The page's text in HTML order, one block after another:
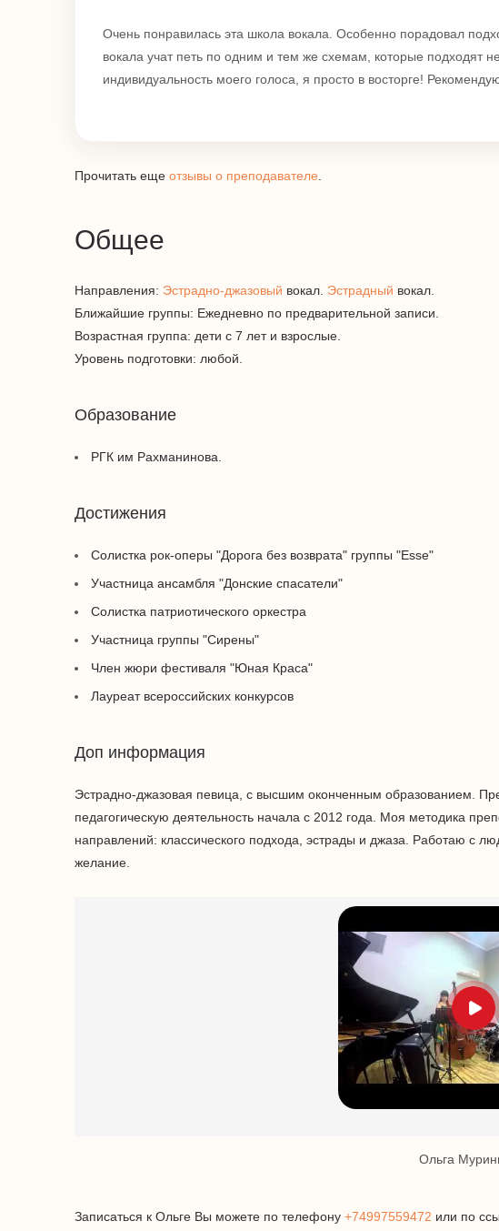
Очень понравилась эта школа вокала. Особенно порадовал
вокала учат петь по одним и тем же схемам, которые подходят
индивидуальность моего голоса, я просто в восторге!
Прочитать еще отзывы о преподавателе
Общее
Направления: Эстрадно-джазовый вокал. Эстрадный вокал.
Ближайшие группы: Ежедневно по предварительной записи.
Возрастная группа: дети с 7 лет и взрослые.
Уровень подготовки: любой.
Образование
РГК им Рахманинова.
Достижения
Солистка рок-оперы "Дорога без возврата" группы "Esse"
Участница ансамбля "Донские спасатели"
Солистка патриотического оркестра
Участница группы "Сирены"
Член жюри фестиваля "Юная Краса"
Лауреат всероссийских конкурсов
Доп информация
Эстрадно-джазовая певица, с высшим оконченным образованием.
педагогическую деятельность начала с 2012 года. Моя методика
направлений: классического подхода, эстрады и джаза. Работаю с
желание.
Ольга
Записаться к Ольге Вы можете по телефону +74997559472 или по